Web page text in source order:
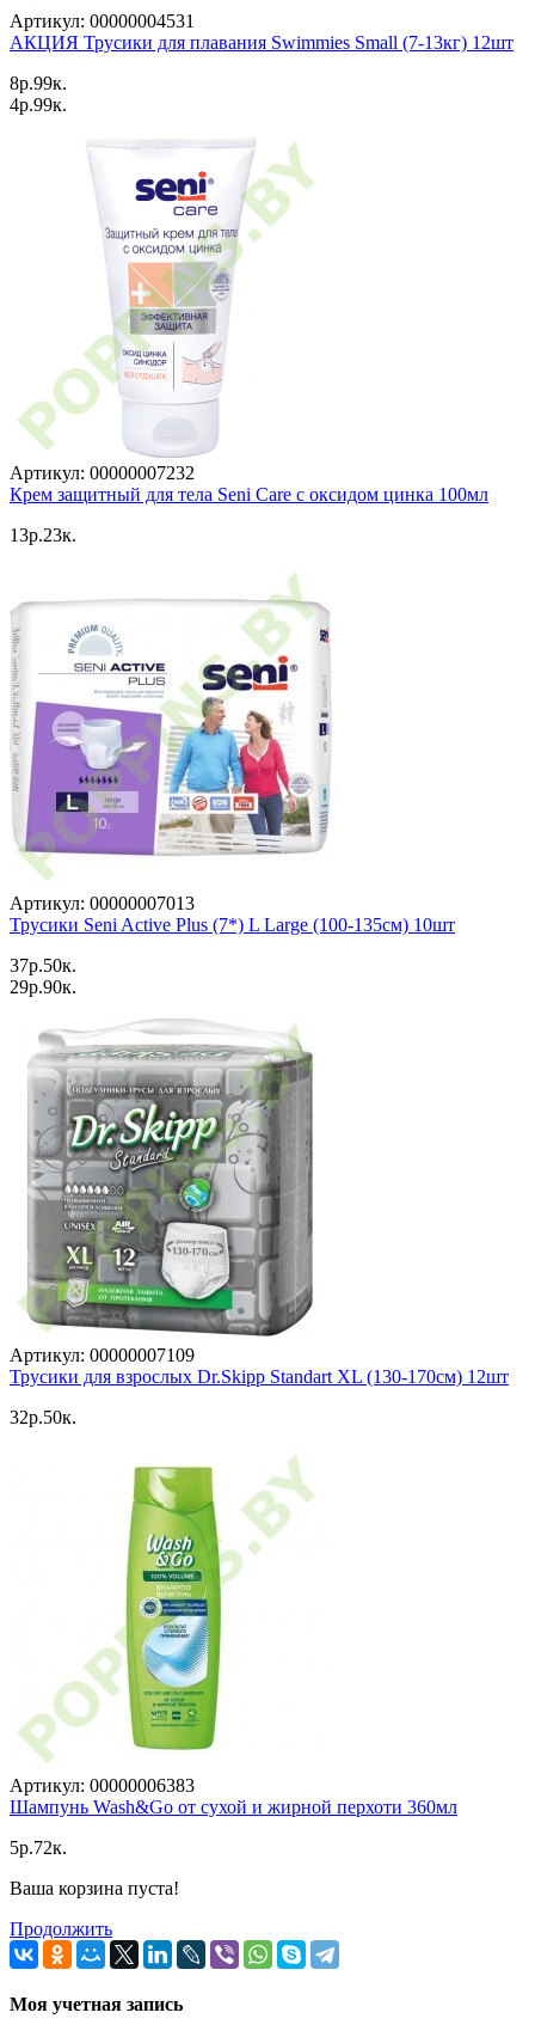
Артикул: 00000004531
АКЦИЯ Трусики для плавания Swimmies Small (7-13кг) 12шт
8p.99к.
4p.99к.
Артикул: 00000007232
Крем защитный для тела Seni Care с оксидом цинка 100мл
13p.23к.
Артикул: 00000007013
Трусики Seni Active Plus (7*) L Large (100-135см) 10шт
37p.50к.
29p.90к.
Артикул: 00000007109
Трусики для взрослых Dr.Skipp Standart XL (130-170см) 12шт
32p.50к.
Артикул: 00000006383
Шампунь Wash&Go от сухой и жирной перхоти 360мл
5p.72к.
Ваша корзина пуста!
Продолжить
Моя учетная запись